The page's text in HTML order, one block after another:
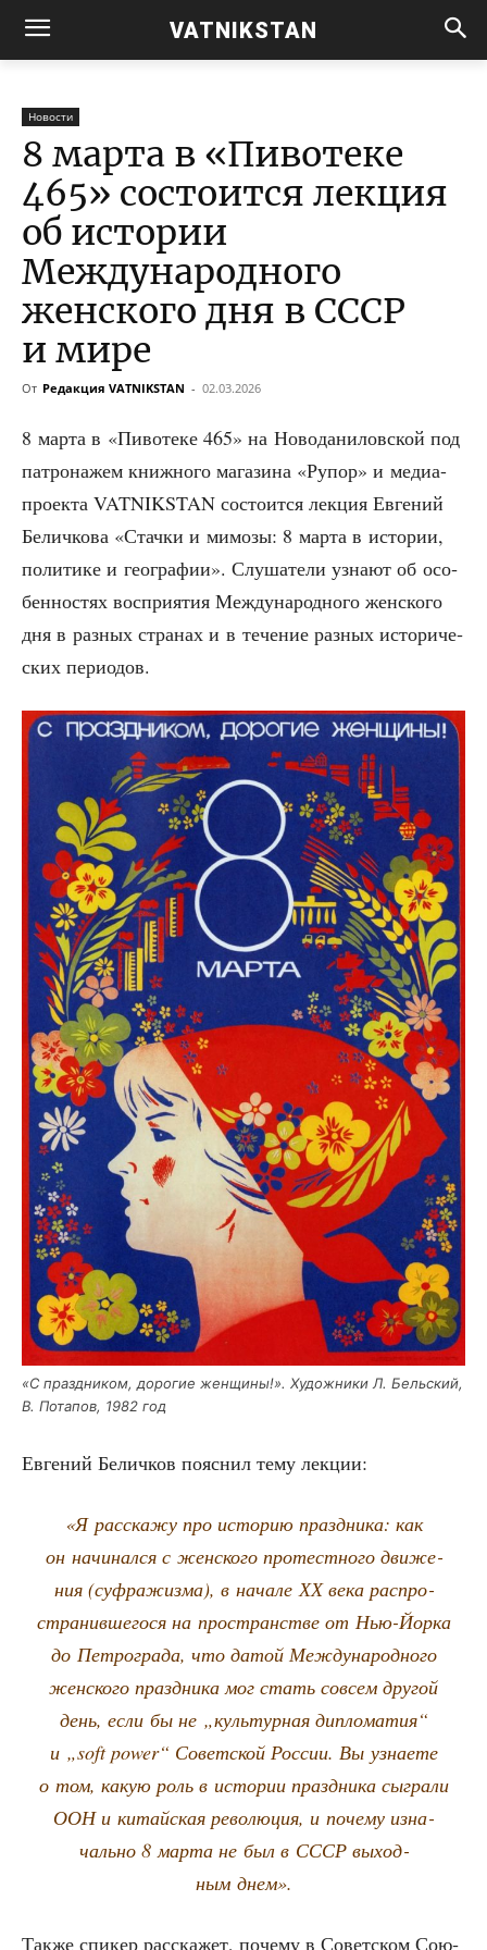
VATNIKSTAN
Новости
8 марта в «Пивотеке
465» состоится лекция
об истории
Международного
женского дня в СССР
и мире
От Редакция VATNIKSTAN - 02.03.2026
8 мар­та в «Пиво­те­ке 465» на Ново­да­ни­лов­ской под
пат­ро­на­жем книж­но­го мага­зи­на «Рупор» и медиа-
про­ек­та VATNIKSTAN состо­ит­ся лек­ция Евге­ний
Белич­ко­ва «Стач­ки и мимо­зы: 8 мар­та в исто­рии,
поли­ти­ке и гео­гра­фии». Слу­ша­те­ли узна­ют об осо­
бен­но­стях вос­при­я­тия Меж­ду­на­род­но­го жен­ско­го
дня в раз­ных стра­нах и в тече­ние раз­ных исто­ри­че­
ских периодов.
«С празд­ни­ком, доро­гие жен­щи­ны!». Худож­ни­ки Л. Бель­ский,
В. Пота­пов, 1982 год
Евге­ний Белич­ков пояс­нил тему лекции:
«Я рас­ска­жу про исто­рию празд­ни­ка: как
он начи­нал­ся с жен­ско­го про­тестно­го дви­же­
ния (суф­ра­жиз­ма), в нача­ле ХХ века рас­про­
стра­нив­ше­го­ся на про­стран­стве от Нью-Йор­ка
до Пет­ро­гра­да, что датой Меж­ду­на­род­но­го
жен­ско­го празд­ни­ка мог стать совсем дру­гой
день, если бы не „куль­тур­ная дипло­ма­тия“
и „soft power“ Совет­ской Рос­сии. Вы узна­е­те
о том, какую роль в исто­рии празд­ни­ка сыг­ра­ли
ООН и китай­ская рево­лю­ция, и поче­му изна­
чаль­но 8 мар­та не был в СССР выход­
ным днем».
Так­же спи­кер рас­ска­жет, поче­му в Совет­ском Сою­